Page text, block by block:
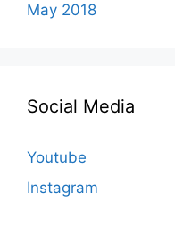
May 2018
Social Media
Youtube
Instagram